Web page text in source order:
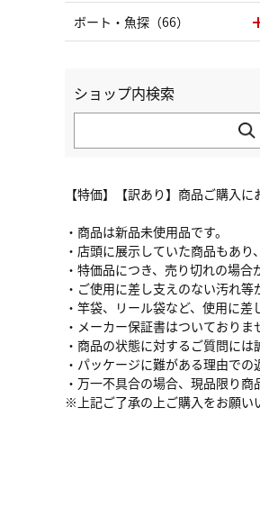
【特価】【訳あり】商品ご購入に
・商品は新品未使用品です。
・店頭に展示していた商品もあり
・特価品につき、売り切れの場合
・ご使用に差し支えのない汚れ等
・竿袋、リール袋など、使用に差
・メーカー保証書はついておりま
・商品の状態に対するご質問に
・パッケージに難がある理由での
・万一不具合の場合、現品限り
※上記ご了承の上ご購入をお願い
ボート・魚探（66）
ショップ内検索